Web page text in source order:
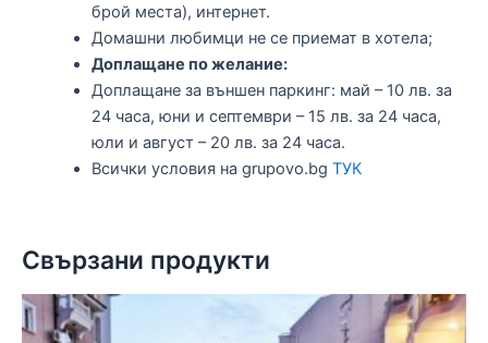
брой места), интернет.
Домашни любимци не се приемат в хотела;
Доплащане по желание:
Доплащане за външен паркинг: май – 10 лв. за
24 часа, юни и септември – 15 лв. за 24 часа,
юли и август – 20 лв. за 24 часа.
Всички условия на grupovo.bg ТУК
Свързани продукти